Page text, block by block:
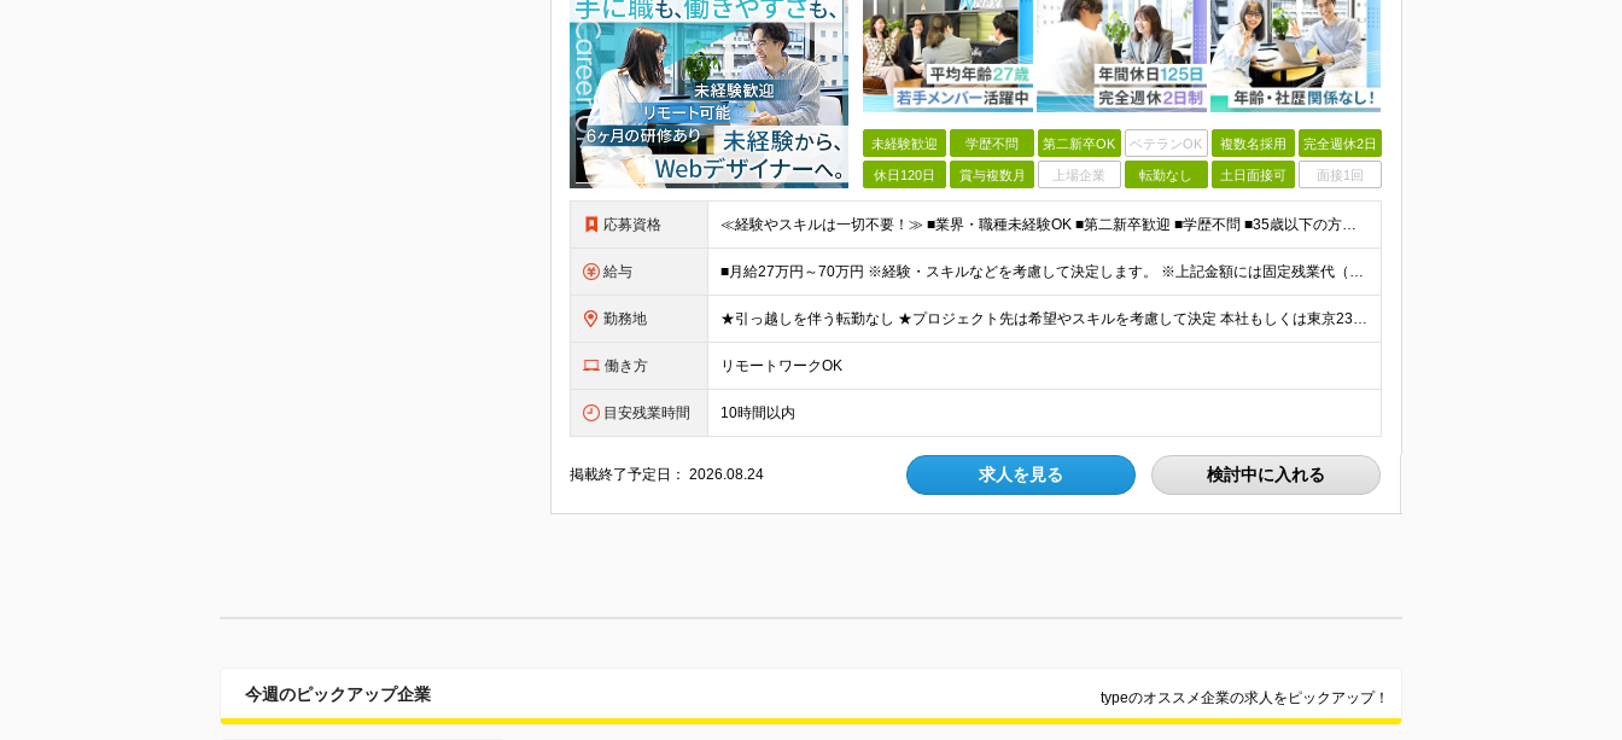
未経験歓迎 学歴不問 第二新卒OK ベテランOK 複数名採用 完全週休2日
休日120日 賞与複数月 上場企業 転勤なし 土日面接可 面接1回
応募資格 ≪経験やスキルは一切不要！≫ ■業界・職種未経験OK ■第二新卒歓迎 ■学歴不問 ■35歳以下の方（※若年層の長期キャリア形成を図るため） ＼こんな方は、Nexilにぴったりです／ □「やりたいこと
給与 ■月給27万円～70万円 ※経験・スキルなどを考慮して決定します。 ※上記金額には固定残業代（月15時間相当分／26,300円～73,500円）を含みます。 超過分は別途支給します。 ★最大200万
勤務地 ★引っ越しを伴う転勤なし ★プロジェクト先は希望やスキルを考慮して決定 本社もしくは東京23区を中心とした 神奈川・千葉・埼玉の各プロジェクト先の勤務となります。 【東京本社】 東京都渋谷区渋谷2
働き方 リモートワークOK
目安残業時間 10時間以内
掲載終了予定日：2026.08.24 求人を見る 検討中に入れる
今週のピックアップ企業 typeのオススメ企業の求人をピックアップ！